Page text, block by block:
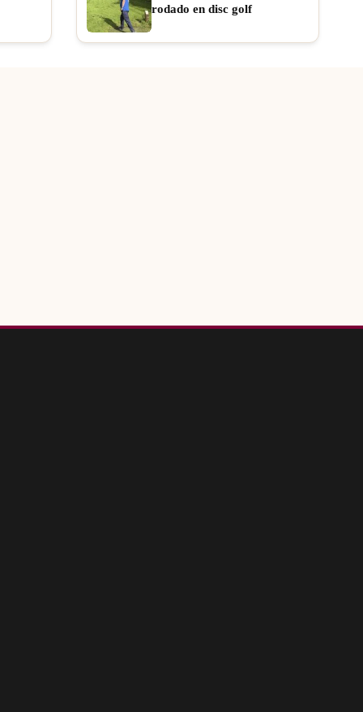
rodado en disc golf